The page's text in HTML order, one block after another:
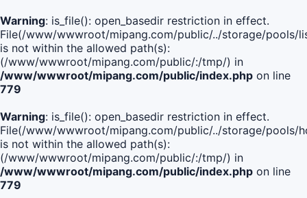
Warning: is_file(): open_basedir restriction in effect.
File(/www/wwwroot/mipang.com/public/../storage/pools/
is not within the allowed path(s):
(/www/wwwroot/mipang.com/public/:/tmp/) in
/www/wwwroot/mipang.com/public/index.php on line
779
Warning: is_file(): open_basedir restriction in effect.
File(/www/wwwroot/mipang.com/public/../storage/pools/
is not within the allowed path(s):
(/www/wwwroot/mipang.com/public/:/tmp/) in
/www/wwwroot/mipang.com/public/index.php on line
779